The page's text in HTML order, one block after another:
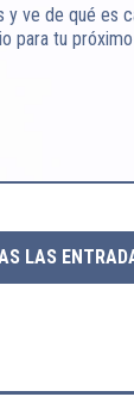
y ve de qué es
para tu
LAS